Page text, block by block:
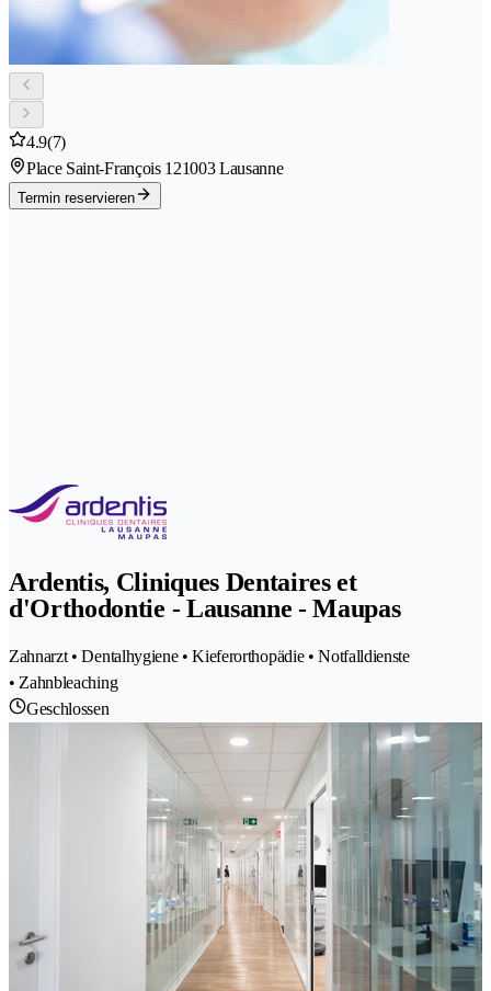
4.9(7)
Place Saint-François 121003 Lausanne
Termin reservieren
Ardentis, Cliniques Dentaires et
d'Orthodontie - Lausanne - Maupas
Zahnarzt • Dentalhygiene • Kieferorthopädie • Notfalldienste
• Zahnbleaching
Geschlossen